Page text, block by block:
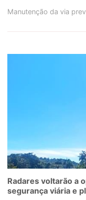
Manutenção da via
Radares voltarão a
segurança viária e